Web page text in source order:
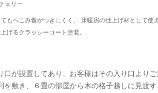
ェリー
もへこみ傷がつきにくく、 床暖房の仕上げ材として使
げるクラッシーコート塗装。
口が設置してあり、お客様はその入り口より
を敷き、６畳の部屋から木の格子越しに見渡